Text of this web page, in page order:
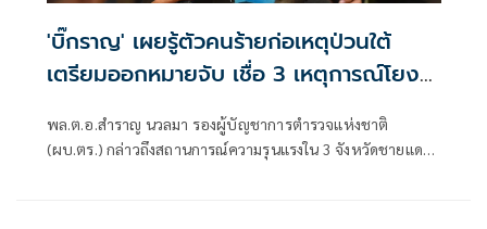
'บิ๊กราญ' เผยรู้ตัวคนร้ายก่อเหตุป่วนใต้
เตรียมออกหมายจับ เชื่อ 3 เหตุการณ์โยง
พล.ต.อ.สำราญ นวลมา รองผู้บัญชาการตำรวจแห่งชาติ
(ผบ.ตร.) กล่าวถึงสถานการณ์ความรุนแรงใน 3 จังหวัดชายแดน